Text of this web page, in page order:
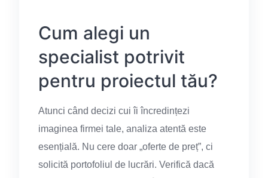
Cum alegi un
specialist potrivit
pentru proiectul tău?
Atunci când decizi cui îi încredințezi
imaginea firmei tale, analiza atentă este
esențială. Nu cere doar „oferte de preț”, ci
solicită portofoliul de lucrări. Verifică dacă